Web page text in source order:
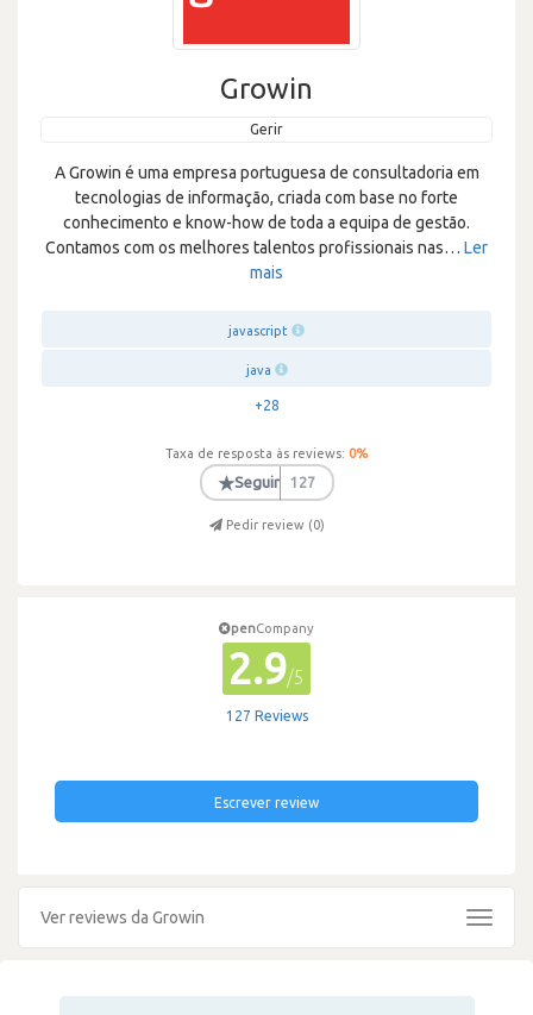
Growin
Gerir
A Growin é uma empresa portuguesa de consultadoria em
tecnologias de informação, criada com base no forte
conhecimento e know-how de toda a equipa de gestão.
Contamos com os melhores talentos profissionais nas… Ler
mais
javascript
java
+28
Taxa de resposta às reviews: 0%
★Seguir 127
Pedir review (0)
penCompany
2.9/5
127 Reviews
Escrever review
Ver reviews da Growin
Toggle